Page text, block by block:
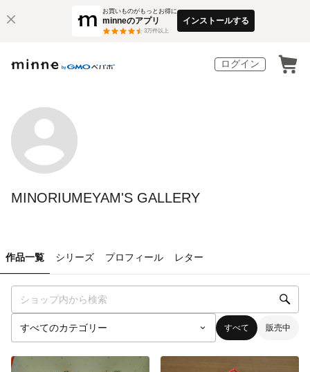
お買いものがもっとお得に
minneのアプリ
3万件以上
インストールする
ログイン
MINORIUMEYAM'S GALLERY
作品一覧 シリーズ プロフィール レター
すべて 販売中